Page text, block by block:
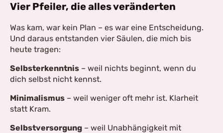
Vier Pfeiler, die alles veränderten
Was kam, war kein Plan – es war eine Entscheidung.
Und daraus entstanden vier Säulen, die mich bis
heute tragen:
Selbsterkenntnis – weil nichts beginnt, wenn du
dich selbst nicht kennst.
Minimalismus – weil weniger oft mehr ist. Klarheit
statt Kram.
Selbstversorgung – weil Unabhängigkeit mit